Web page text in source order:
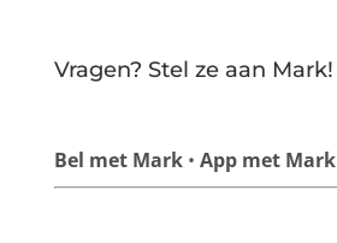
Vragen? Stel ze aan Mark!
Bel met Mark• App met Mark